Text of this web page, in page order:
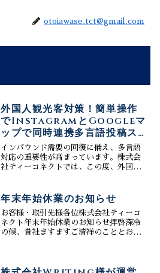
otoiawase.tct@gmail.com
外国人観光客対策！簡単操作
でInstagramとGoogleマ
ップで同時連携多言語投稿ス
タート！
インバウンド需要の回復に備え、多言語
対応の重要性が高まっています。株式会
社ティーコネクトでは、この度、外国人
語投稿機能をリリースしました！日本語
で投稿を作...
年末年始休業のお知らせ
お客様・取引先様各位株式会社ティーコ
ネクト年末年始休業のお知らせ拝啓深冷
の候、貴社ますますご清祥のこととお慶
は下記の日程を年末年始休...